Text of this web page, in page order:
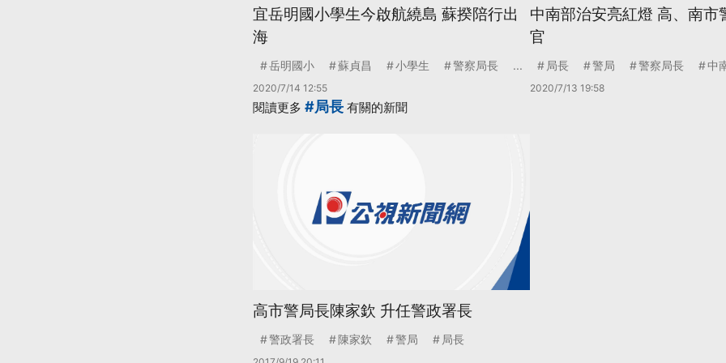
宜岳明國小學生今啟航繞島 蘇揆陪行出
海
岳明國小 蘇貞昌 小學生 警察局長 ...
2020/7/14 12:55
中南部治安亮紅燈 高、南市
官
局長 警局 警察局長 中
2020/7/13 19:58
閱讀更多 #局長 有關的新聞
高市警局長陳家欽 升任警政署長
警政署長 陳家欽 警局 局長